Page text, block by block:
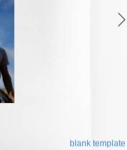
blank template